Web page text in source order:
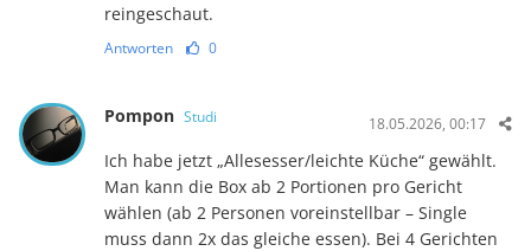
reingeschaut.
Antworten 0
Pompon Studi 18.05.2026, 00:17
Ich habe jetzt „Allesesser/leichte Küche“ gewählt.
Man kann die Box ab 2 Portionen pro Gericht
wählen (ab 2 Personen voreinstellbar – Single
muss dann 2x das gleiche essen). Bei 4 Gerichten